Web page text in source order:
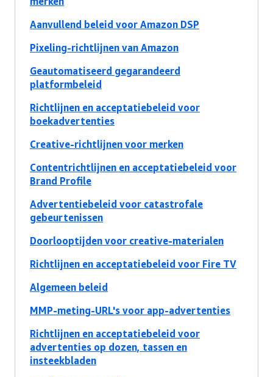
Aanvullend beleid voor Amazon DSP
Pixeling-richtlijnen van Amazon
Geautomatiseerd gegarandeerd
platformbeleid
Richtlijnen en acceptatiebeleid voor
boekadvertenties
Creative-richtlijnen voor merken
Contentrichtlijnen en acceptatiebeleid voor
Brand Profile
Advertentiebeleid voor catastrofale
gebeurtenissen
Doorlooptijden voor creative-materialen
Richtlijnen en acceptatiebeleid voor Fire TV
Algemeen beleid
MMP-meting-URL's voor app-advertenties
Richtlijnen en acceptatiebeleid voor
advertenties op dozen, tassen en
insteekbladen